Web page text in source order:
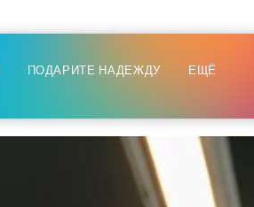
ПОДАРИТЕ НАДЕЖДУ ЕЩЁ